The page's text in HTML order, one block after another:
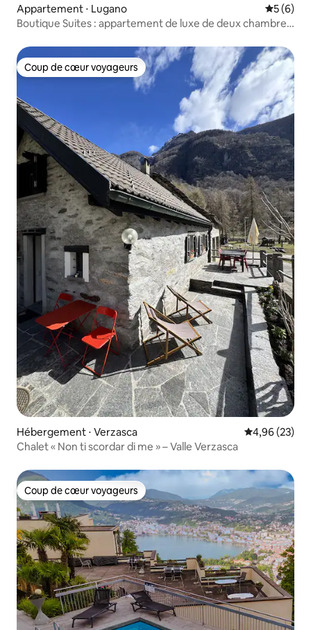
Appartement ⋅ Lugano
5 (6)
Boutique Suites : appartement de luxe de deux chambres
Coup de cœur voyageurs
Coup de cœur voyageurs
Hébergement ⋅ Verzasca Évaluation
4,96 (23)
Chalet « Non ti scordar di me » – Valle Verzasca
Coup de cœur voyageurs
Coup de cœur voyageurs